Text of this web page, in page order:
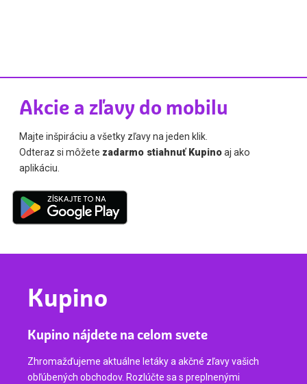
Akcie a zľavy do mobilu
Majte inšpiráciu a všetky zľavy na jeden klik.
Odteraz si môžete zadarmo stiahnuť Kupinoaj ako
aplikáciu.
Kupino
Kupino nájdete na celom svete
Zhromažďujeme aktuálne letáky a akčné zľavy vašich
obľúbených obchodov. Rozlúčte sa s preplnenými